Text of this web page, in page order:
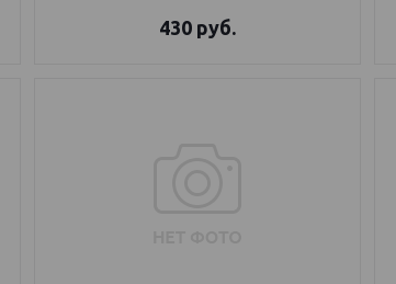
430 руб.